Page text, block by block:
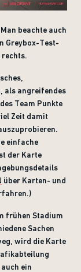
beachte auch
Greybox-Test-
rechts.
als angreifendes
Team Punkte
Zeit damit
einfache
der Karte
über Karten- und
frühen Stadium
Sachen
wird die Karte
ein